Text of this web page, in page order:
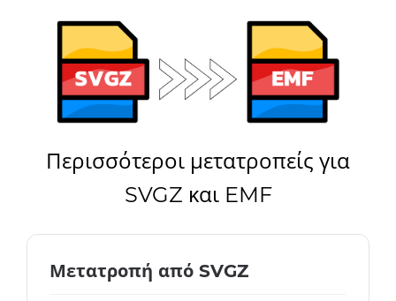
Περισσότεροι μετατροπείς για
SVGZ και EMF
Μετατροπή από SVGZ